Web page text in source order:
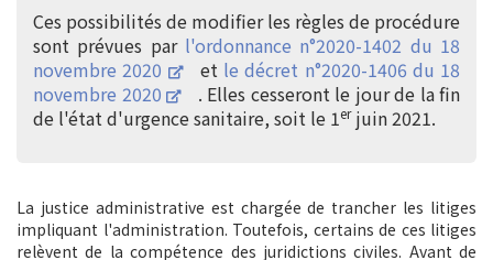
Ces possibilités de modifier les règles de procédure
sont prévues par l'ordonnance n°2020-1402 du 18
novembre 2020
et le décret n°2020-1406 du 18
novembre 2020
. Elles cesseront le jour de la fin
de l'état d'urgence sanitaire, soit le 1erjuin 2021.
La justice administrative est chargée de trancher les litiges
impliquant l'administration. Toutefois, certains de ces litiges
relèvent de la compétence des juridictions civiles. Avant de